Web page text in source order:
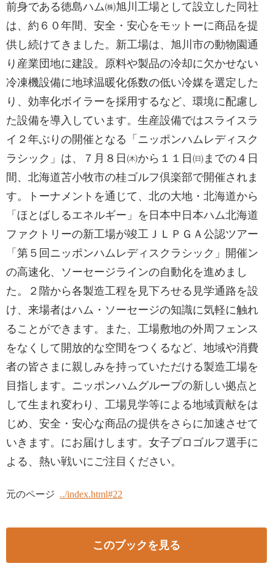
前身である徳島ハム㈱旭川工場として設立した同社
は、約６０年間、安全・安心をモットーに商品を提
供し続けてきました。新工場は、旭川市の動物園通
り産業団地に建設。原料や製品の冷却に欠かせない
冷凍機設備に地球温暖化係数の低い冷媒を選定した
り、効率化ボイラーを採用するなど、環境に配慮し
た設備を導入しています。生産設備ではスライスラ
イ２年ぶりの開催となる「ニッポンハムレディスク
ラシック」は、７月８日㈭から１１日㈰までの４日
間、北海道苫小牧市の桂ゴルフ倶楽部で開催されま
す。トーナメントを通じて、北の大地・北海道から
「ほとばしるエネルギー」を日本中日本ハム北海道
ファクトリーの新工場が竣工ＪＬＰＧＡ公認ツアー
「第５回ニッポンハムレディスクラシック」開催ン
の高速化、ソーセージラインの自動化を進めまし
た。２階から各製造工程を見下ろせる見学通路を設
け、来場者はハム・ソーセージの知識に気軽に触れ
ることができます。また、工場敷地の外周フェンス
をなくして開放的な空間をつくるなど、地域や消費
者の皆さまに親しみを持っていただける製造工場を
目指します。ニッポンハムグループの新しい拠点と
して生まれ変わり、工場見学等による地域貢献をは
じめ、安全・安心な商品の提供をさらに加速させて
いきます。にお届けします。女子プロゴルフ選手に
よる、熱い戦いにご注目ください。
元のページ ../index.html#22
このブックを見る